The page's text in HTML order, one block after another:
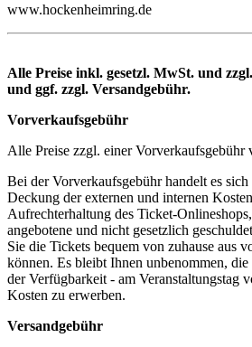
www.hockenheimring.de
Alle Preise inkl. gesetzl. MwSt. und
und ggf. zzgl. Versandgebühr.
Vorverkaufsgebühr
Alle Preise zzgl. einer Vorverkaufsgebühr
Bei der Vorverkaufsgebühr handelt es
Deckung der externen und internen
Aufrechterhaltung des Ticket-
angebotene und nicht gesetzlich
Sie die Tickets bequem von zuhause aus
können. Es bleibt Ihnen unbenommen,
der Verfügbarkeit - am Veranstaltungstag
Kosten zu erwerben.
Versandgebühr